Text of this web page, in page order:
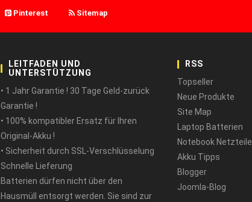
Pinterest Sitemap
LEITFADEN UND
UNTERSTÜTZUNG
• 1 Jahr Garantie ! 30 Tage Geld-zurück
Garantie !
• 100% kompatibler Ersatz für Ihren
Original-Akku !
• Sicherheit durch SSL-Verschlüsselung
Schnelle Lieferung
Batterien dürfen nicht über den
Hausmüll entsorgt werden. Sie sind zur
RSS
Topseller
Neue Produkte
Site Map
Laptop Batterien
Notebook Netzteile
Akku Tipps
Blogger
Joomla-Blog